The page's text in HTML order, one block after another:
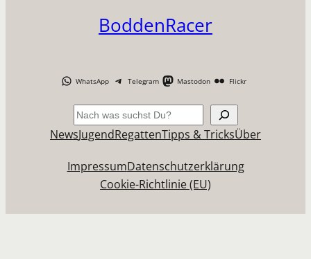
BoddenRacer
WhatsApp Telegram Mastodon Flickr
Suchen
NewsJugendRegattenTipps & TricksÜber
ImpressumDatenschutzerklärung
Cookie-Richtlinie (EU)